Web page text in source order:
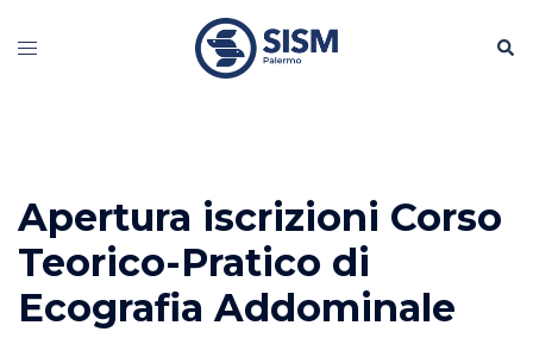
Mostra/Nascondi
Apertura iscrizioni Corso
Teorico-Pratico di
Ecografia Addominale